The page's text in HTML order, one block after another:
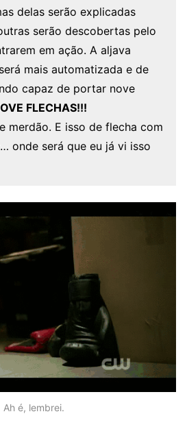
delas serão explicadas
serão descobertas pelo
em ação. A aljava
mais automatizada e de
capaz de portar nove
FLECHAS!!!
merdão. E isso de flecha com
onde será que eu já vi isso
Ah é, lembrei.